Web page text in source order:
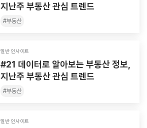
지난주 부동산 관심 트렌드
#부동산
일반 인사이트
#21 데이터로 알아보는 부동산 정보,
지난주 부동산 관심 트렌드
#부동산
일반 인사이트